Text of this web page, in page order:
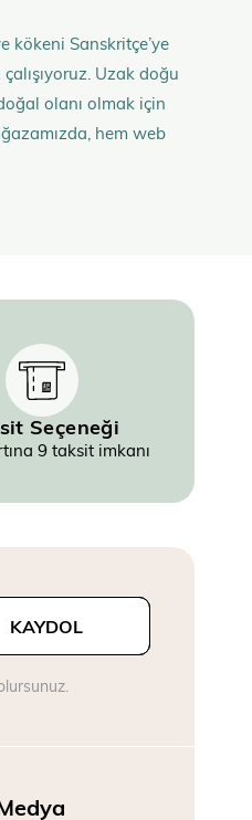
kökeni Sanskritçe’ye
Uzak doğu
olanı olmak için
hem web
Seçeneği
9 taksit imkanı
KAYDOL